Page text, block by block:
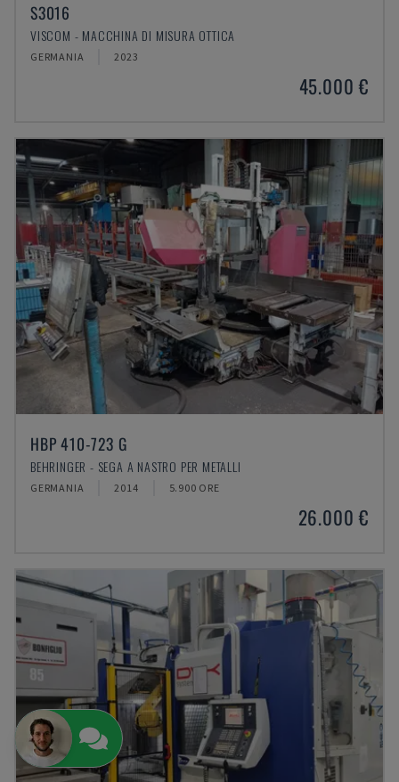
S3016
VISCOM - MACCHINA DI MISURA OTTICA
GERMANIA 2023
45.000 €
HBP 410-723 G
BEHRINGER - SEGA A NASTRO PER METALLI
GERMANIA 2014 5.900 ORE
26.000 €